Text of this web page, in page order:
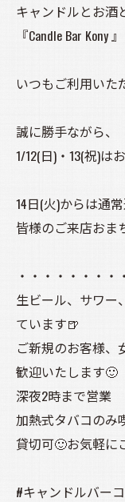
キャンドルとお酒
『Candle Bar Kony
いつもご利用いた
誠に勝手ながら、
1/12(日)・13(祝)は
14日(火)からは通
皆様のご来店おま
・・・・・・・・
生ビール、サワー
ています🍺
ご新規のお客様、
歓迎いたします🙂
深夜2時まで営業
加熱式タバコのみ
貸切可🙂お気軽に
#キャンドルバー